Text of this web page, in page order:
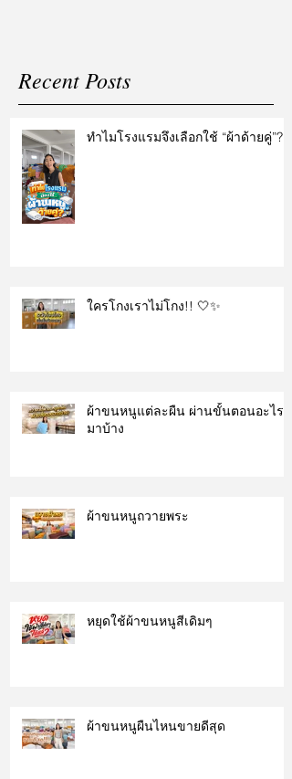
Recent Posts
ทำไมโรงแรมจึงเลือกใช้ “ผ้าด้ายคู่”?
ใครโกงเราไม่โกง!! 🤍✨
ผ้าขนหนูแต่ละผืน ผ่านขั้นตอนอะไร
มาบ้าง
ผ้าขนหนูถวายพระ
หยุดใช้ผ้าขนหนูสีเดิมๆ
ผ้าขนหนูผืนไหนขายดีสุด